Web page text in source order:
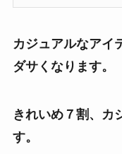
カジュアルなアイ
ダサくなります。
きれいめ７割、カ
す。